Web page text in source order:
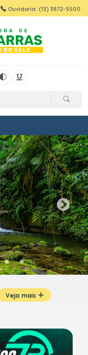
Ouvidoria: (13) 3872-5500
Veja mais